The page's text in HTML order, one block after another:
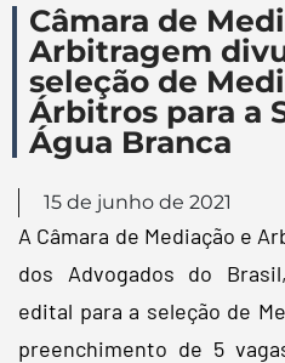
Câmara de
Arbitragem
seleção de
Árbitros para a
Água Branca
15 de junho de 2021
A Câmara de Mediação e
dos Advogados do
edital para a seleção de
preenchimento de 5